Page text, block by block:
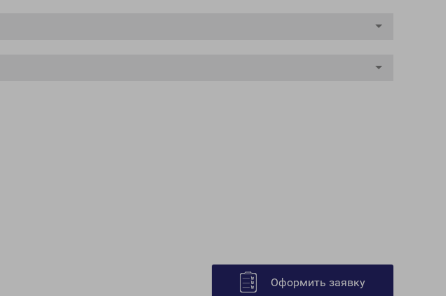
Оформить заявку